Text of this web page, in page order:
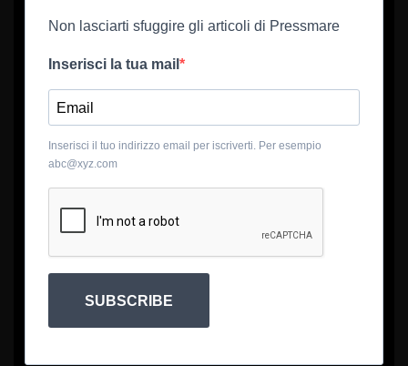
Non lasciarti sfuggire gli articoli di Pressmare
Inserisci la tua mail
Inserisci il tuo indirizzo email per iscriverti. Per esempio
abc@xyz.com
SUBSCRIBE